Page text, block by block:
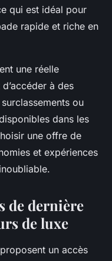
qui est idéal pour
rapide et riche en
une réelle
à des
ou
dans les
une offre de
et expériences
de dernière
de luxe
proposent un accès